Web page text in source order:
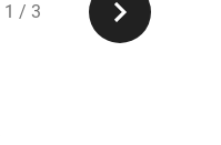
1 / 3